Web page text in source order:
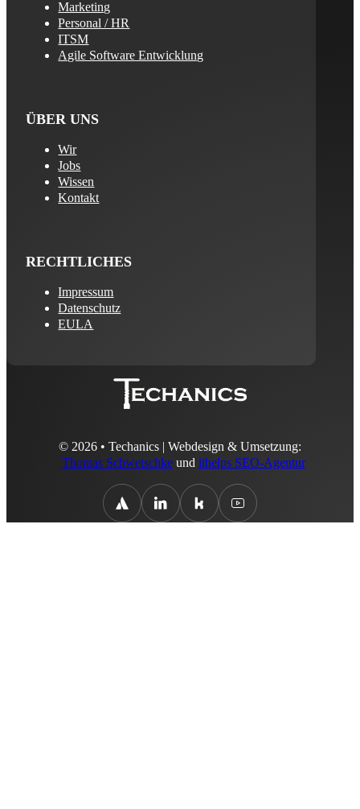
Marketing
Personal / HR
ITSM
Agile Software Entwicklung
ÜBER UNS
Wir
Jobs
Wissen
Kontakt
RECHTLICHES
Impressum
Datenschutz
EULA
© 2026 • Techanics | Webdesign & Umsetzung:
Thomas Schwetschkeund ithelps SEO-Agentur